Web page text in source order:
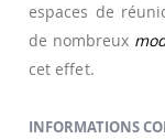
espaces de
de nombreux
cet effet.
INFORMATIONS